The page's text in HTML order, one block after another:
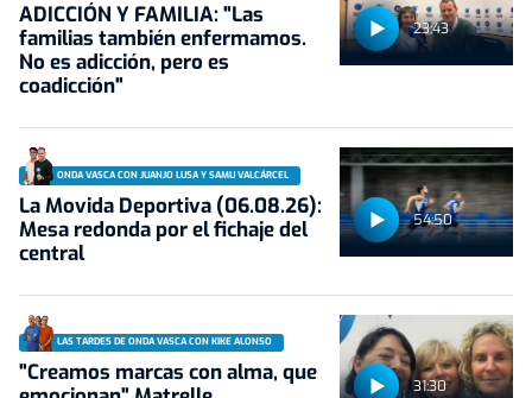
23:43
ADICCIÓN Y FAMILIA: "Las
familias también enfermamos.
No es adicción, pero es
coadicción"
54:50
ONDA VASCA CON JUANJO LUSA Y SAMU VALCÁRCEL
La Movida Deportiva (06.08.26):
Mesa redonda por el fichaje del
central
31:30
LAS TARDES DE ONDA VASCA CON KIKE ALONSO
"Creamos marcas con alma, que